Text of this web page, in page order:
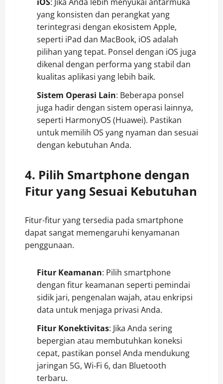
yang konsisten dan perangkat yang
terintegrasi dengan ekosistem Apple,
seperti iPad dan MacBook, iOS adalah
pilihan yang tepat. Ponsel dengan iOS juga
dikenal dengan performa yang stabil dan
kualitas aplikasi yang lebih baik.
Sistem Operasi Lain: Beberapa ponsel
juga hadir dengan sistem operasi lainnya,
seperti HarmonyOS (Huawei). Pastikan
untuk memilih OS yang nyaman dan sesuai
dengan kebutuhan Anda.
4. Pilih Smartphone dengan
Fitur yang Sesuai Kebutuhan
Fitur-fitur yang tersedia pada smartphone
dapat sangat memengaruhi kenyamanan
penggunaan.
Fitur Keamanan: Pilih smartphone
dengan fitur keamanan seperti pemindai
sidik jari, pengenalan wajah, atau enkripsi
data untuk menjaga privasi Anda.
Fitur Konektivitas: Jika Anda sering
bepergian atau membutuhkan koneksi
cepat, pastikan ponsel Anda mendukung
jaringan 5G, Wi-Fi 6, dan Bluetooth
terbaru.